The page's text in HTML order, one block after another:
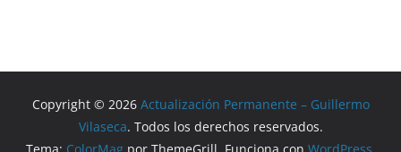
Copyright © 2026 Actualización Permanente – Guillermo
Vilaseca. Todos los derechos reservados.